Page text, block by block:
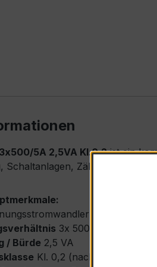
5A 2,5VA Kl.0,2ist ein
Schaltanlagen, Zählerfeldern
(Window-
3x 500/5 A
/ Bürde 2,5 VA
Kl. 0,2 (nach IEC/EN